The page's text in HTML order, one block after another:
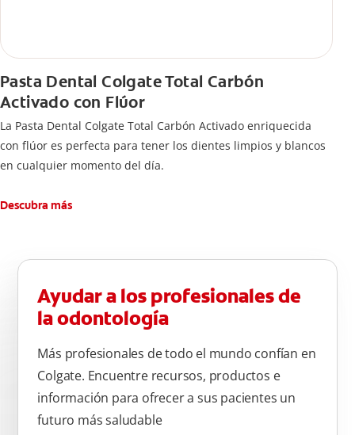
Pasta Dental Colgate Total Carbón
Activado con Flúor
La Pasta Dental Colgate Total Carbón Activado enriquecida
con flúor es perfecta para tener los dientes limpios y blancos
en cualquier momento del día.
Descubra más
Ayudar a los profesionales de
la odontología
Más profesionales de todo el mundo confían en
Colgate. Encuentre recursos, productos e
información para ofrecer a sus pacientes un
futuro más saludable